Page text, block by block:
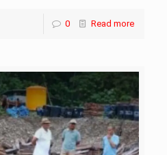
0 Read more